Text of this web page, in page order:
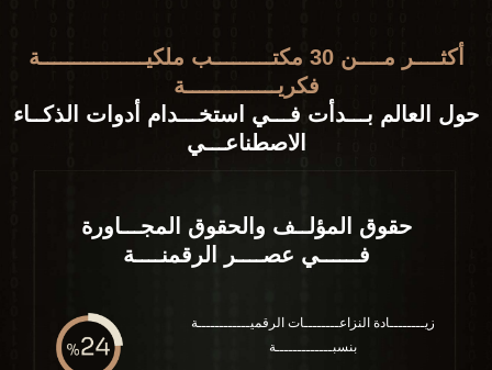
أكثــــر مــــن 30 مكتـــــــــب ملكيــــــــــــــــة
فكريــــــــــــــة
حول العالم بـــدأت فـــي استخـــدام أدوات الذكــاء
الاصطناعـــي
حقوق المؤلــف والحقوق المجـــاورة
فــــــي عصــــر الرقمنــــة
زيــــــــادة النزاعــــــــات الرقميــــــــــــة
بنسبـــــــــــــة